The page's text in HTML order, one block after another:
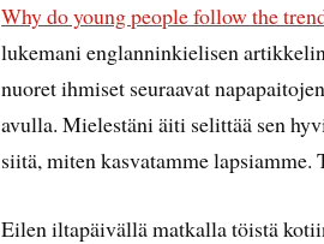
Why do young people follow the
lukemani englanninkielisen
nuoret ihmiset seuraavat
avulla. Mielestäni äiti selittää sen
siitä, miten kasvatamme lapsiamme.
Eilen iltapäivällä matkalla töistä